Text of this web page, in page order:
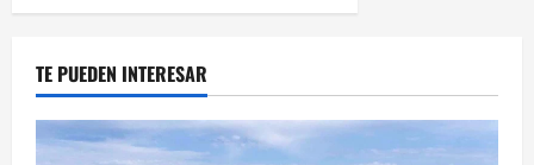
TE PUEDEN INTERESAR